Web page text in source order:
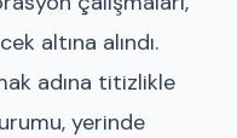
altına alındı.
adına titizlikle
yerinde